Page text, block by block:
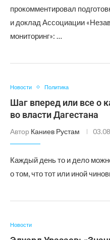
прокомментировал
и доклад Ассоциации
мониторинг»: …
Новости Политика
Шаг вперед или все о
во власти Дагестана
Автор Каниев Рустам
Каждый день то и дело
о том, что тот или иной
Новости